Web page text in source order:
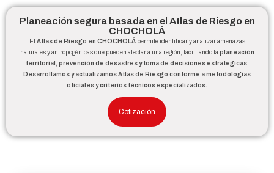
Planeación segura basada en el Atlas de Riesgo en
CHOCHOLÁ
El Atlas de Riesgo en CHOCHOLÁpermite identificar y analizar amenazas
naturales y antropogénicas que pueden afectar a una región, facilitando la planeación
territorial, prevención de desastres y toma de decisiones estratégicas.
Desarrollamos y actualizamos Atlas de Riesgo conforme a metodologías
oficiales y criterios técnicos especializados.
Cotización